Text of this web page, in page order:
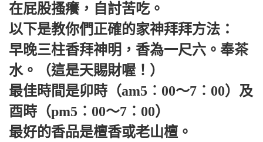
在屁股搔癢，自討苦吃。
以下是教你們正確的家神拜拜方法：
早晚三柱香拜神明，香為一尺六。奉茶
水。（這是天賜財喔！）
最佳時間是卯時（am5︰00～7︰00）及
酉時（pm5︰00～7︰00）
最好的香品是檀香或老山檀。